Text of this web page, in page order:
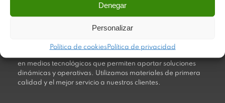
Denegar
Personalizar
Política de cookies Política de privacidad
Plastimodul tiene como objetivo ofrecer productos
en medios tecnológicos que permiten aportar soluciones
dinámicas y operativas. Utilizamos materiales de primera
calidad y el mejor servicio a nuestros clientes.